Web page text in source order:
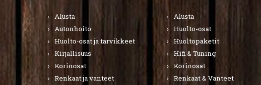
Alusta
Autonhoito
Huolto-osat ja tarvikkeet
Kirjallisuus
Korinosat
Renkaat ja vanteet
Alusta
Huolto-osat
Huoltopaketit
Hifi & Tuning
Korinosat
Renkaat & Vanteet